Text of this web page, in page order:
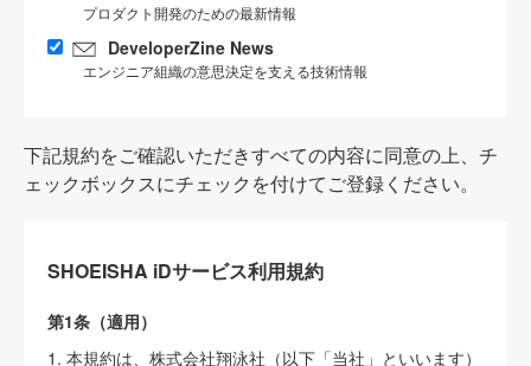
プロダクト開発のための最新情報
DeveloperZine News
エンジニア組織の意思決定を支える技術情報
下記規約をご確認いただきすべての内容に同意の上、チ
ェックボックスにチェックを付けてご登録ください。
SHOEISHA iDサービス利用規約
第1条（適用）
1. 本規約は、株式会社翔泳社（以下「当社」といいます）